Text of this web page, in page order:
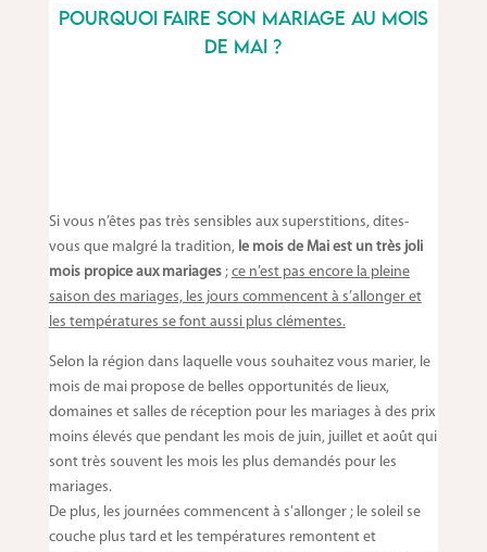
Pourquoi faire son mariage au mois
de Mai ?
Si vous n’êtes pas très sensibles aux superstitions, dites-
vous que malgré la tradition, le mois de Mai est un très joli
mois propice aux mariages ; ce n’est pas encore la pleine
saison des mariages, les jours commencent à s’allonger et
les températures se font aussi plus clémentes.
Selon la région dans laquelle vous souhaitez vous marier, le
mois de mai propose de belles opportunités de lieux,
domaines et salles de réception pour les mariages à des prix
moins élevés que pendant les mois de juin, juillet et août qui
sont très souvent les mois les plus demandés pour les
mariages.
De plus, les journées commencent à s’allonger ; le soleil se
couche plus tard et les températures remontent et